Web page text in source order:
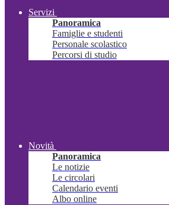
Servizi
Panoramica
Famiglie e studenti
Personale scolastico
Percorsi di studio
Novità
Panoramica
Le notizie
Le circolari
Calendario eventi
Albo online